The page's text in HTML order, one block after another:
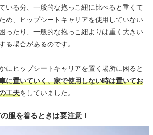
いる分、一般的な抱っこ紐に比べると重くて
め、ヒップシートキャリアを使用していない
ったり、一般的な抱っこ紐よりは重く大きい
る場合があるのです。
にヒップシートキャリアを置く場所に困ると
に置いていく、家で使用しない時は置いてお
工夫をしていました。
の服を着るときは要注意！